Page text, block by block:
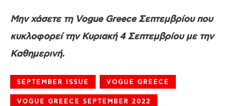
Μην χάσετε τη Vogue Greece Σεπτεμβρίου που
κυκλοφορεί την Κυριακή 4 Σεπτεμβρίου με την
Καθημερινή.
SEPTEMBER ISSUE VOGUE GREECE
VOGUE GREECE SEPTEMBER 2022